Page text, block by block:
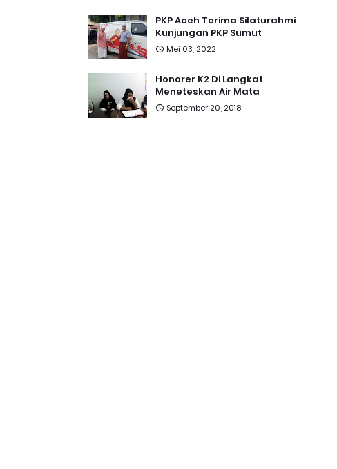
PKP Aceh Terima Silaturahmi
Kunjungan PKP Sumut
Mei 03, 2022
Honorer K2 Di Langkat
Meneteskan Air Mata
September 20, 2018